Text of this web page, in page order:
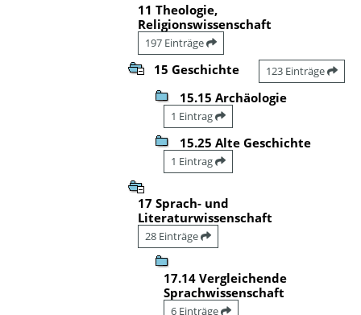
11 Theologie,
Religionswissenschaft
197 Einträge
15 Geschichte 123 Einträge
15.15 Archäologie
1 Eintrag
15.25 Alte Geschichte
1 Eintrag
17 Sprach- und
Literaturwissenschaft
28 Einträge
17.14 Vergleichende
Sprachwissenschaft
6 Einträge